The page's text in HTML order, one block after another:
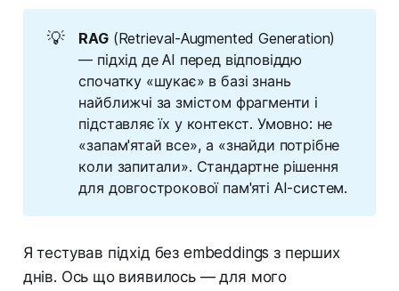
💡 RAG(Retrieval-Augmented Generation)
— підхід де AI перед відповіддю
спочатку «шукає» в базі знань
найближчі за змістом фрагменти і
підставляє їх у контекст. Умовно: не
«запам'ятай все», а «знайди потрібне
коли запитали». Стандартне рішення
для довгострокової пам'яті AI-систем.
Я тестував підхід без embeddings з перших
днів. Ось що виявилось — для мого